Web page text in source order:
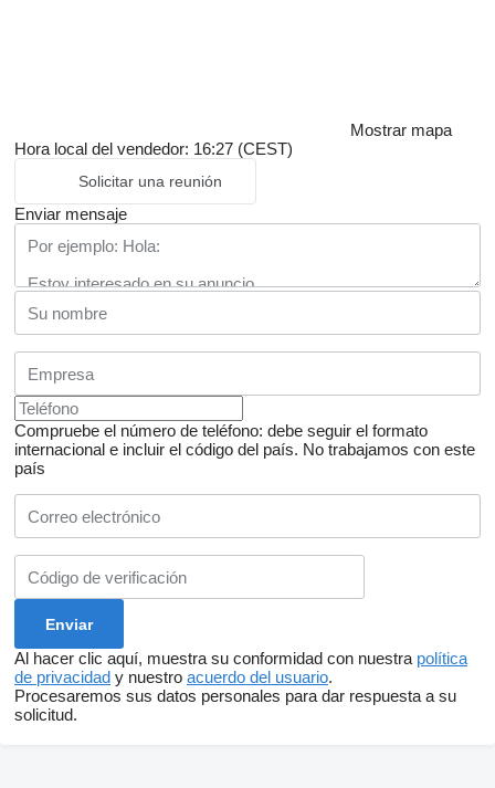
Mostrar mapa
Hora local del vendedor: 16:27 (CEST)
Solicitar una reunión
Enviar mensaje
Compruebe el número de teléfono: debe seguir el formato
internacional e incluir el código del país. No trabajamos con este
país
Al hacer clic aquí, muestra su conformidad con nuestra política
de privacidad y nuestro acuerdo del usuario.
Procesaremos sus datos personales para dar respuesta a su
solicitud.